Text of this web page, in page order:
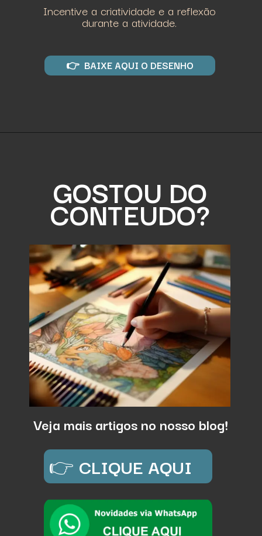
Incentive a criatividade e a reflexão
durante a atividade.
👉 BAIXE AQUI O DESENHO
Veja mais artigos no nosso blog!
👉 CLIQUE AQUI
GOSTOU DO
CONTEUDO?